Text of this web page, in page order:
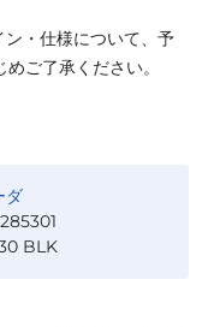
・仕様について、予
ご了承ください。
ダ
BLK